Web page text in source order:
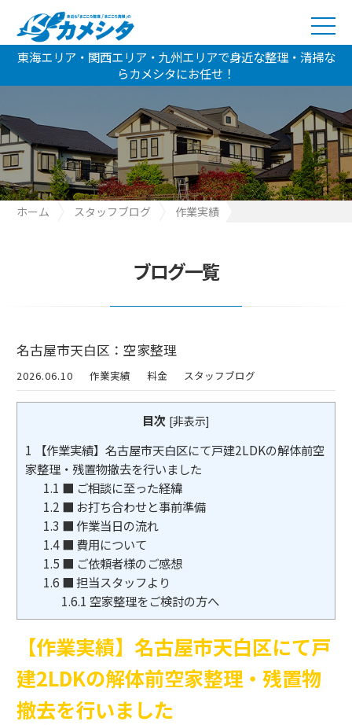
東海エリア・関西エリア・九州エリアで身近な整理・清掃な
らカメシタにお任せ！
ホーム スタッフブログ
作業実績
ブログ一覧
名古屋市天白区：空家整理
2026.06.10 作業実績 料金 スタッフブログ
目次 [非表示]
1 【作業実績】名古屋市天白区にて戸建2LDKの解体前空
家整理・残置物撤去を行いました
1.1 ■ ご相談に至った経緯
1.2 ■ お打ち合わせと事前準備
1.3 ■ 作業当日の流れ
1.4■ 費用について
1.5 ■ ご依頼者様のご感想
1.6 ■ 担当スタッフより
1.6.1 空家整理をご検討の方へ
【作業実績】名古屋市天白区にて戸
建2LDKの解体前空家整理・残置物
撤去を行いました